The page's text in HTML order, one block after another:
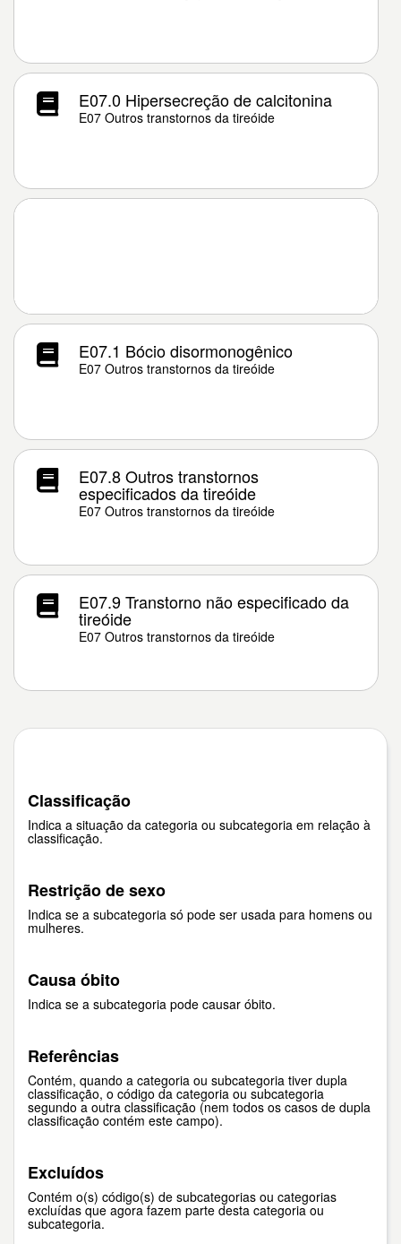
E07.0 Hipersecreção de calcitonina
E07 Outros transtornos da tireóide
E07.1 Bócio disormonogênico
E07 Outros transtornos da tireóide
E07.8 Outros transtornos
especificados da tireóide
E07 Outros transtornos da tireóide
E07.9 Transtorno não especificado da
tireóide
E07 Outros transtornos da tireóide
Classificação
Indica a situação da categoria ou subcategoria em relação à
classificação.
Restrição de sexo
Indica se a subcategoria só pode ser usada para homens ou
mulheres.
Causa óbito
Indica se a subcategoria pode causar óbito.
Referências
Contém, quando a categoria ou subcategoria tiver dupla
classificação, o código da categoria ou subcategoria
segundo a outra classificação (nem todos os casos de dupla
classificação contém este campo).
Excluídos
Contém o(s) código(s) de subcategorias ou categorias
excluídas que agora fazem parte desta categoria ou
subcategoria.